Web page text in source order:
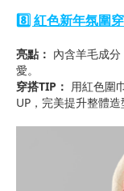
8️⃣ 紅色新年氛圍
亮點： 內含羊毛成
愛。
穿搭TIP： 用紅色圍
UP，完美提升整體